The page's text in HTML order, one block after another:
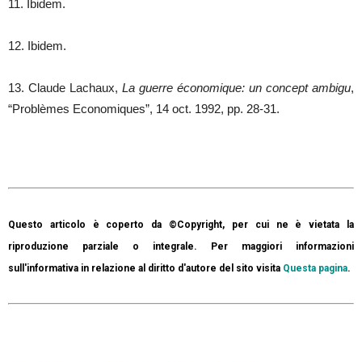
11. Ibidem.
12. Ibidem.
13. Claude Lachaux, La guerre économique: un concept ambigu,
“Problèmes Economiques”, 14 oct. 1992, pp. 28-31.
Questo articolo è coperto da ©Copyright, per cui ne è vietata la
riproduzione parziale o integrale. Per maggiori informazioni
sull'informativa in relazione al diritto d'autore del sito visita Questa pagina.